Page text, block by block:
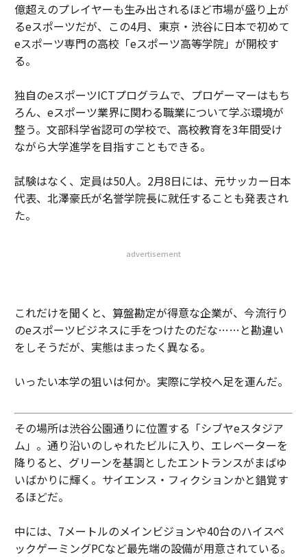
億超えのプレイヤーも生み出されるほど市場が盛り上が
るeスポーツだが、この4月、東京・渋谷に日本で初めて
eスポーツ専門の高校「eスポーツ高等学院」が開校す
る。
独自のeスポーツICTプログラムで、プロゲーマーはもち
ろん、eスポーツ業界に関わる職業について学ぶ環境が
整う。文部科学省認可の学校で、高校教育を3年間受け
ながら大学進学を目指すこともできる。
試験はなく、定員は50人。2月8日には、元サッカー日本
代表、北澤豪氏が名誉学院長に就任することも発表され
た。
advertisement
これだけを聞くと、算盤勘定が得意な企業が、今流行り
のeスポーツビジネスに手をつけたのだな……と勘違い
をしそうだが、実態はまったく異なる。
いったい本学の狙いは何か。実際に学校へ足を運んだ。
その場所は渋谷公園通りに位置する「シブヤeスタジア
ム」。通り沿いのしゃれたビルに入り、エレベーターを
降りると、グリーンを基調としたエントランスがまばゆ
いばかりに輝く。サイエンス・フィクションかと錯覚す
るほどだ。
中には、7メートルのメインビジョンや40台のハイスペ
ックゲーミングPCなど最先端の設備が用意されている。